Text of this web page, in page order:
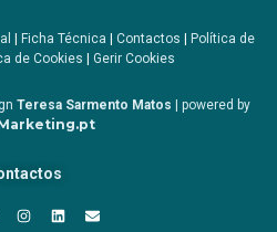
Ficha Técnica Contactos
Política de
de Cookies Gerir Cookies
Teresa Sarmento Matos | powered by